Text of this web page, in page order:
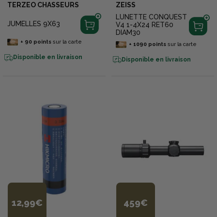
TERZEO CHASSEURS
JUMELLES 9X63
+ 90pointssur la carte
Disponible en livraison
ZEISS
LUNETTE CONQUEST
V4 1-4X24 RET60
DIAM30
+ 1090pointssur la carte
Disponible en livraison
12,99€ 459€